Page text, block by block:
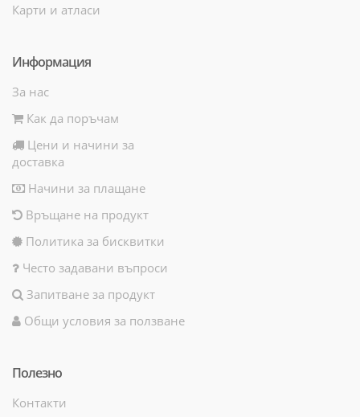
Карти и атласи
Информация
За нас
Как да поръчам
Цени и начини за
доставка
Начини за плащане
Връщане на продукт
Политика за бисквитки
Често задавани въпроси
Запитване за продукт
Общи условия за ползване
Полезно
Контакти